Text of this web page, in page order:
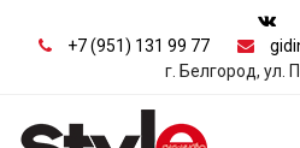
+7 (951) 131 99 77
г. Белгород, ул.